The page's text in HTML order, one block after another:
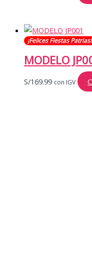
¡Felices Fiestas Patrias!
MODELO
S/169.99 con IGV